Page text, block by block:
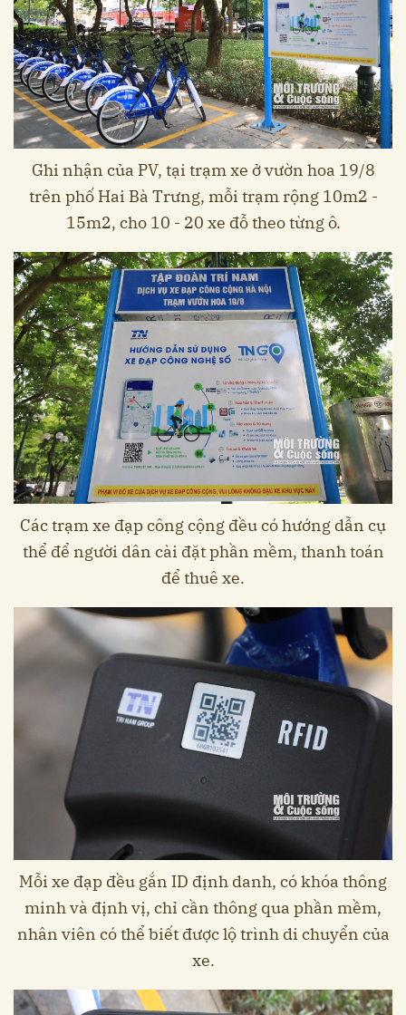
Ghi nhận của PV, tại trạm xe ở vườn hoa 19/8
trên phố Hai Bà Trưng, mỗi trạm rộng 10m2 -
15m2, cho 10 - 20 xe đỗ theo từng ô.
Các trạm xe đạp công cộng đều có hướng dẫn cụ
thể để người dân cài đặt phần mềm, thanh toán
để thuê xe.
Mỗi xe đạp đều gắn ID định danh, có khóa thông
minh và định vị, chỉ cần thông qua phần mềm,
nhân viên có thể biết được lộ trình di chuyển của
xe.